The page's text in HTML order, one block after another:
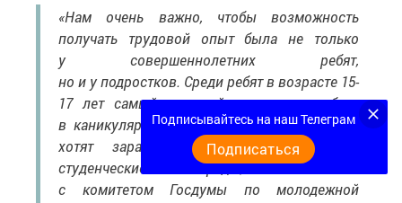
«Нам очень важно, чтобы возможность
получать трудовой опыт была не только
у совершеннолетних ребят,
но и у подростков. Среди ребят в возрасте 15-
17 лет самый высокий запрос на работу
в каникулярное время — более 90% из них
хотят зарабатывать летом. Российские
студенческие отряды, совместно
с комитетом Госдумы по молодежной
Подписывайтесь на наш Телеграм
Подписаться